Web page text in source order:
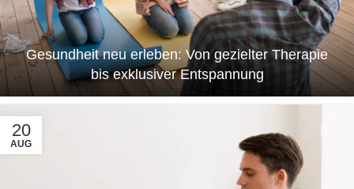
Gesundheit neu erleben: Von gezielter Therapie
bis exklusiver Entspannung
20
AUG